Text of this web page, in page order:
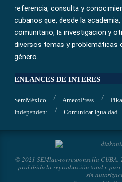
referencia, consulta y
cubanos que, desde la
comunitario, la investigación y
diversos temas y problemáticas
género.
ENLANCES DE INTERÉS
SemMéxico AmecoPress
Independent
Comunicar Igualdad
© 2021 SEMlac-corresponsalía CUBA.
prohibida la reproducción total o
sin